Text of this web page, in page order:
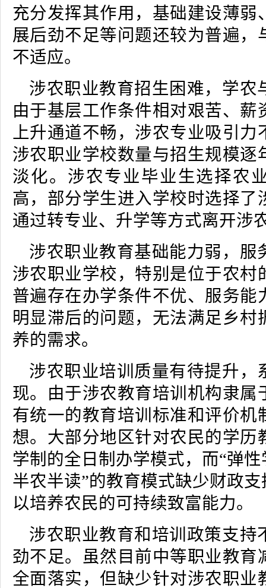
充分发挥其作用，基础建设薄弱
展后劲不足等问题还较为普遍，
不适应。
涉农职业教育招生困难，学农
由于基层工作条件相对艰苦、薪
上升通道不畅，涉农专业吸引力
涉农职业学校数量与招生规模逐
淡化。涉农专业毕业生选择农
高，部分学生进入学校时选择了
通过转专业、升学等方式离开涉
涉农职业教育基础能力弱，服
涉农职业学校，特别是位于农村
普遍存在办学条件不优、服务能
明显滞后的问题，无法满足乡村
养的需求。
涉农职业培训质量有待提升，
现。由于涉农教育培训机构隶属
有统一的教育培训标准和评价机
想。大部分地区针对农民的学历
学制的全日制办学模式，而“弹
半农半读”的教育模式缺少财政
以培养农民的可持续致富能力。
涉农职业教育和培训政策支持
劲不足。虽然目前中等职业教育
全面落实，但缺少针对涉农职业